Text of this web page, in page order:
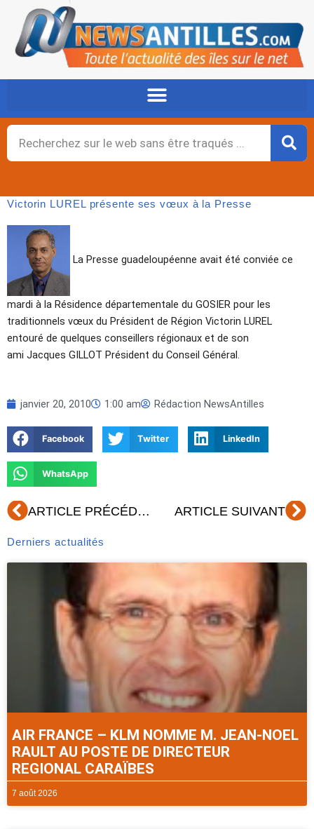
contenu
Rechercher
Victorin LUREL présente ses vœux à la Presse
La Presse guadeloupéenne avait été conviée ce
mardi à la Résidence départementale du GOSIER pour les
traditionnels vœux du Président de Région Victorin LUREL
entouré de quelques conseillers régionaux et de son
ami Jacques GILLOT Président du Conseil Général.
janvier 20, 2010 1:00 am Rédaction NewsAntilles
Facebook Twitter LinkedIn
WhatsApp
Précédent ARTICLE PRÉCÉDENT ARTICLE SUIVANT
Derniers actualités
AIR FRANCE – KLM NOMME M. JEAN-NOEL
RAULT AU POSTE DE DIRECTEUR
REGIONAL CARAÏBES
7 août 2026